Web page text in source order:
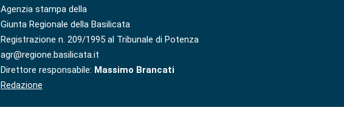
Agenzia stampa della
Giunta Regionale della Basilicata
Registrazione n. 209/1995 al Tribunale di Potenza
agr@regione.basilicata.it
Direttore responsabile: Massimo Brancati
Redazione